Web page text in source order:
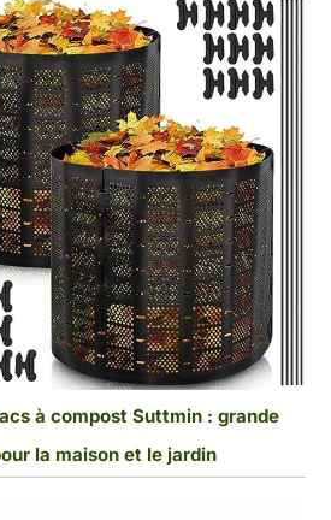
à compost Suttmin : grande
la maison et le jardin